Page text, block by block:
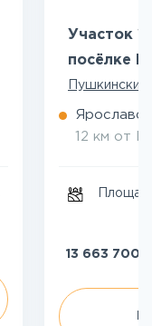
Участок
посёлке
Пушкинский
12 км от
13 663 700